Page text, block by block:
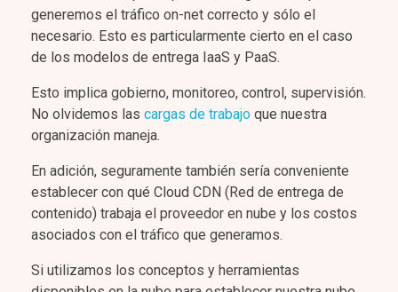
generemos el tráfico on-net correcto y sólo el
necesario. Esto es particularmente cierto en el caso
de los modelos de entrega IaaS y PaaS.
Esto implica gobierno, monitoreo, control, supervisión.
No olvidemos las cargas de trabajo que nuestra
organización maneja.
En adición, seguramente también sería conveniente
establecer con qué Cloud CDN (Red de entrega de
contenido) trabaja el proveedor en nube y los costos
asociados con el tráfico que generamos.
Si utilizamos los conceptos y herramientas